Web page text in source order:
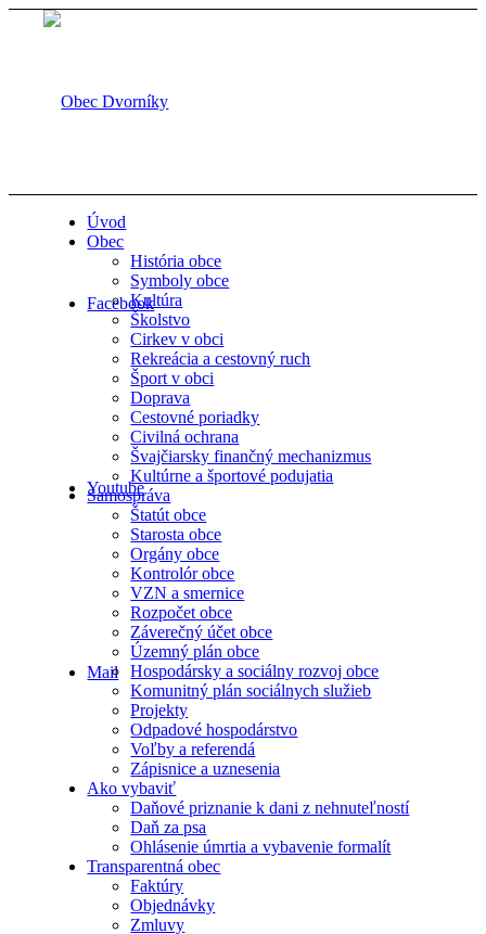
Facebook
Youtube
Mail
Úvod
Obec
História obce
Symboly obce
Kultúra
Školstvo
Cirkev v obci
Rekreácia a cestovný ruch
Šport v obci
Doprava
Cestovné poriadky
Civilná ochrana
Švajčiarsky finančný mechanizmus
Kultúrne a športové podujatia
Samospráva
Štatút obce
Starosta obce
Orgány obce
Kontrolór obce
VZN a smernice
Rozpočet obce
Záverečný účet obce
Územný plán obce
Hospodársky a sociálny rozvoj obce
Komunitný plán sociálnych služieb
Projekty
Odpadové hospodárstvo
Voľby a referendá
Zápisnice a uznesenia
Ako vybaviť
Daňové priznanie k dani z nehnuteľností
Daň za psa
Ohlásenie úmrtia a vybavenie formalít
Transparentná obec
Faktúry
Objednávky
Zmluvy